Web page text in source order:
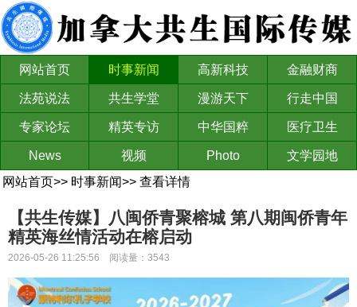
网站首页 时事新闻 高新科技 金融财商
法苑说法 共生学堂 漫游天下 行走中国
专家论坛 精英专访 中华国粹 医疗卫生
News 视频 Photo
文学园地
网站首页>> 时事新闻>> 查看详情
【共生传媒】八闽侨青聚榕城 第八期闽侨青年
精英海丝情活动在榕启动
2026-05-26 11:25:56 阅读量：3543